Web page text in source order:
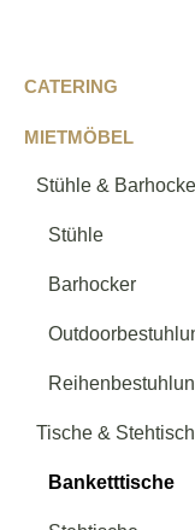
CATERING
MIETMÖBEL
Stühle &
Stühle
Barhocker
Tische &
Banketttische